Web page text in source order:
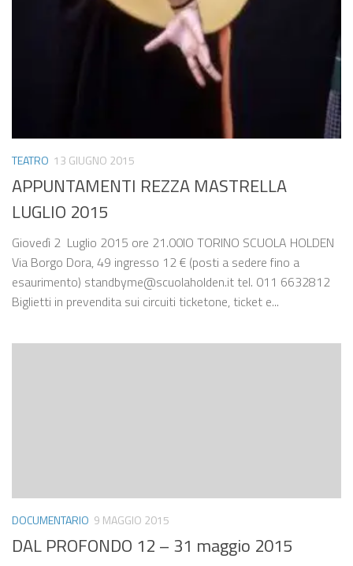
TEATRO 13 GIUGNO 2015
APPUNTAMENTI​ REZZA MASTRELLA
LUGLIO 2015
Giovedì 2 Luglio 2015 ore 21.00IO TORINO SCUOLA HOLDEN
Via Borgo Dora, 49 ingresso 12 € (posti a sedere fino a
esaurimento) standbyme@scuolaholden.it tel. 011 6632812
Biglietti in prevendita sui circuiti ticketone, ticket e...
DOCUMENTARIO 9 MAGGIO 2015
DAL PROFONDO 12 – 31 maggio 2015